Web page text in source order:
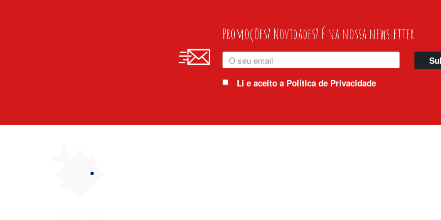
Promoções? Novidades? É na nossa newsletter
Li e aceito a Política de Privacidade